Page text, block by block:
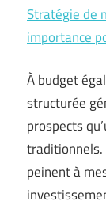
Stratégie de
importance
À budget
structurée
prospects
traditionnels.
peinent à